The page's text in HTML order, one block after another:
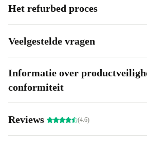
Het refurbed proces
Veelgestelde vragen
Informatie over
conformiteit
Reviews (4.6)